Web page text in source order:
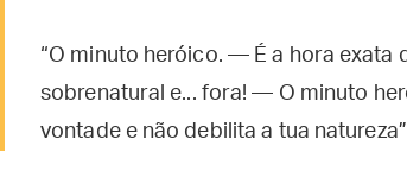
“O minuto heróico. — É a hora exata
sobrenatural e... fora! — O minuto
vontade e não debilita a tua natureza”